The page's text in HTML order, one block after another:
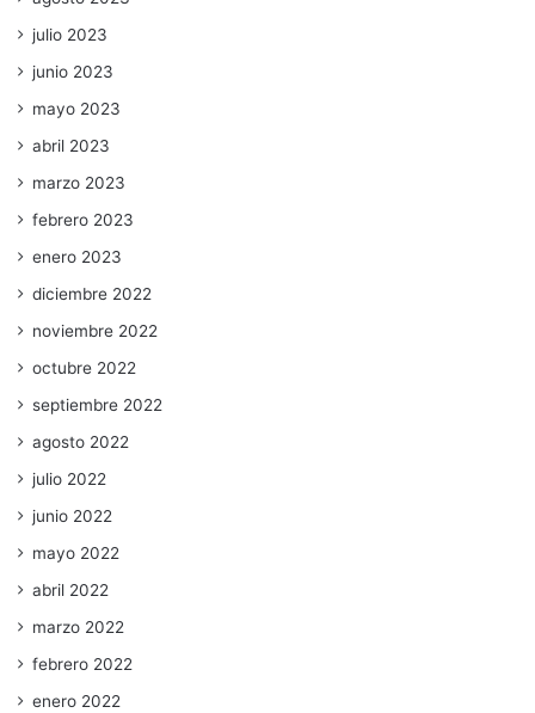
julio 2023
junio 2023
mayo 2023
abril 2023
marzo 2023
febrero 2023
enero 2023
diciembre 2022
noviembre 2022
octubre 2022
septiembre 2022
agosto 2022
julio 2022
junio 2022
mayo 2022
abril 2022
marzo 2022
febrero 2022
enero 2022